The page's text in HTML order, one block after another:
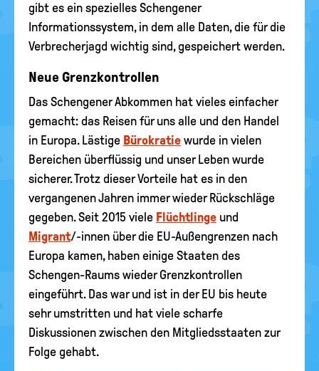
gibt es ein spezielles Schengener
Informationssystem, in dem alle Daten, die für die
Verbrecherjagd wichtig sind, gespeichert werden.
Neue Grenzkontrollen
Das Schengener Abkommen hat vieles einfacher
gemacht: das Reisen für uns alle und den Handel
in Europa. Lästige Bürokratie wurde in vielen
Bereichen überflüssig und unser Leben wurde
sicherer. Trotz dieser Vorteile hat es in den
vergangenen Jahren immer wieder Rückschläge
gegeben. Seit 2015 viele Flüchtlinge und
Migrant/-innen über die EU-Außengrenzen nach
Europa kamen, haben einige Staaten des
Schengen-Raums wieder Grenzkontrollen
eingeführt. Das war und ist in der EU bis heute
sehr umstritten und hat viele scharfe
Diskussionen zwischen den Mitgliedsstaaten zur
Folge gehabt.